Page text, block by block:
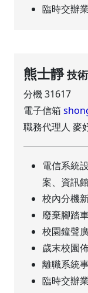
臨時交辦
熊士靜技
分機 31617
電子信箱
職務代理人 麥
電信系統
案、資訊
校內分機
廢棄腳踏
校園鐘聲
歲末校園
離職系統
臨時交辦